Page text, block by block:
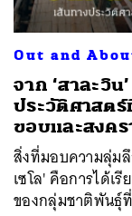
Out and
จาก ‘สาละวิน
ประวัติศาสต
ขอบและสงคร
สิ่งที่มอบความลุ่ม
เซโล' คือการได้เ
ของกลุ่มชาติพันธุ์